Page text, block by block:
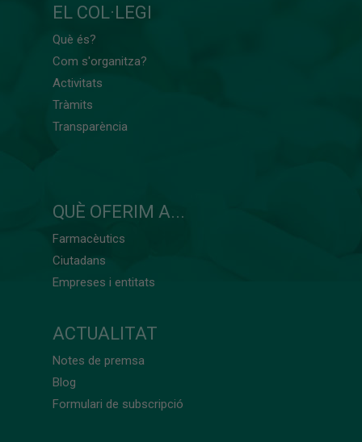
EL COL·LEGI
Què és?
Com s'organitza?
Activitats
Tràmits
Transparència
QUÈ OFERIM A...
Farmacèutics
Ciutadans
Empreses i entitats
ACTUALITAT
Notes de premsa
Blog
Formulari de subscripció